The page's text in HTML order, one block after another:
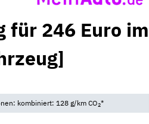
für 246 Euro im
kombiniert: 128 g/km CO2*